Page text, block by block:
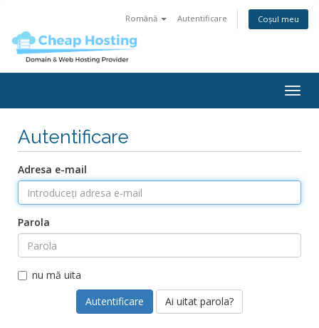
Română Autentificare Coșul meu
Autentificare
Adresa e-mail
Parola
nu mă uita
Ai uitat parola?